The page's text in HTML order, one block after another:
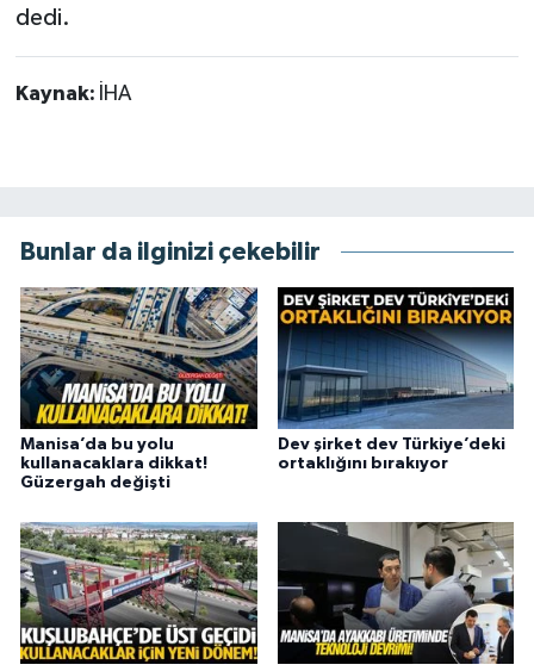
dedi.
Kaynak: İHA
Bunlar da ilginizi çekebilir
Manisa’da bu yolu
kullanacaklara dikkat!
Güzergah değişti
Dev şirket dev Türkiye’deki
ortaklığını bırakıyor